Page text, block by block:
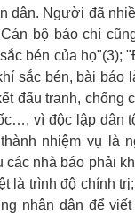
dân. Người đã
bộ báo chí
bén của
sắc bén, bài báo
đấu tranh, chống
vì độc lập dân
nhiệm vụ là
nhà báo phải
là trình độ chính
nhân dân để